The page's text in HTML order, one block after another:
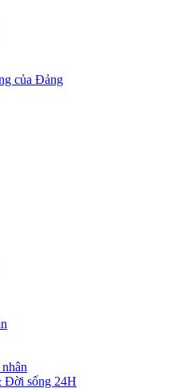
của Đảng
Đời sống 24H